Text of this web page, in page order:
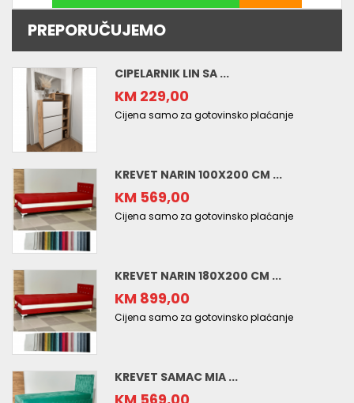
PREPORUČUJEMO
CIPELARNIK LIN SA ...
KM 229,00
Cijena samo za gotovinsko plaćanje
KREVET NARIN 100X200 CM ...
KM 569,00
Cijena samo za gotovinsko plaćanje
KREVET NARIN 180X200 CM ...
KM 899,00
Cijena samo za gotovinsko plaćanje
KREVET SAMAC MIA ...